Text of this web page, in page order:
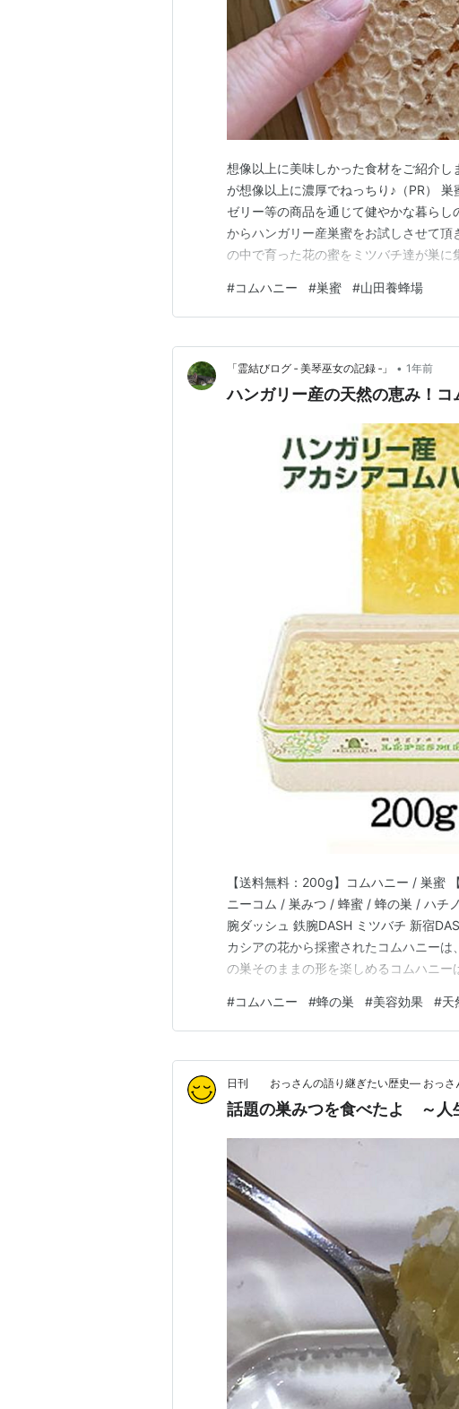
想像以上に美味しかった食材をご紹介し
が想像以上に濃厚でねっちり♪（PR）
ゼリー等の商品を通じて健やかな暮ら
からハンガリー産巣蜜をお試しさせて
の中で育った花の蜜をミツバチ達が巣
う、贅沢品巣蜜(ハンガリー産)｜はちみ
ことがないパッケージにワクワク♪ プラ
#コムハニー #巣蜜 #山田養蜂場
「霊結びログ ‐ 美琴巫女の記録 ‐」 • 1年前
ハンガリー産の天然の恵み！
【送料無料：200g】コムハニー / 巣蜜
ニーコム / 巣みつ / 蜂蜜 / 蜂の巣 / ハチ
腕ダッシュ 鉄腕DASH ミツバチ 新宿
カシアの花から採蜜されたコムハニー
の巣そのままの形を楽しめるコムハニー
味わえる貴重な一品です。巣箱から切
#コムハニー #蜂の巣 #美容効果 #天
日刊 おっさんの語り継ぎたい歴史― おっさ
話題の巣みつを食べたよ ～